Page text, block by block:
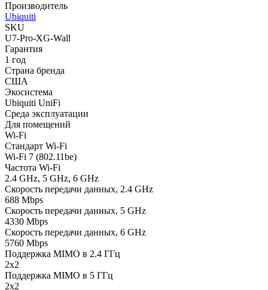
Производитель
Ubiquiti
SKU
U7-Pro-XG-Wall
Гарантия
1 год
Страна бренда
США
Экосистема
Ubiquiti UniFi
Среда эксплуатации
Для помещений
Wi-Fi
Стандарт Wi-Fi
Wi-Fi 7 (802.11be)
Частота Wi-Fi
2.4 GHz, 5 GHz, 6 GHz
Скорость передачи данных, 2.4 GHz
688 Mbps
Скорость передачи данных, 5 GHz
4330 Mbps
Скорость передачи данных, 6 GHz
5760 Mbps
Поддержка MIMO в 2.4 ГГц
2x2
Поддержка MIMO в 5 ГГц
2x2